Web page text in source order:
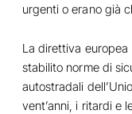
urgenti o erano già
La direttiva europea
stabilito norme di
autostradali
vent’anni, i ritardi e